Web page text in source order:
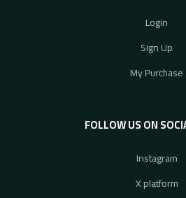
Login
Sign Up
My Purchase
FOLLOW US ON
Instagram
X platform